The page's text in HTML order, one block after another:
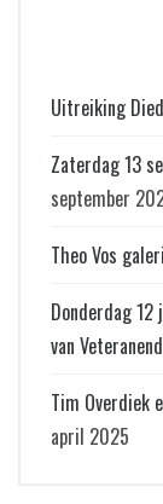
Uitreiking
Zaterdag 13
september
Theo Vos
Donderdag
van
Tim Overdiek
april 2025